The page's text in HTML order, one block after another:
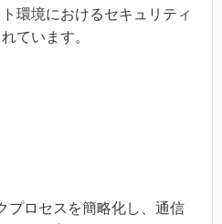
環境におけるセキュリティ
ています。
プロセスを簡略化し、通信